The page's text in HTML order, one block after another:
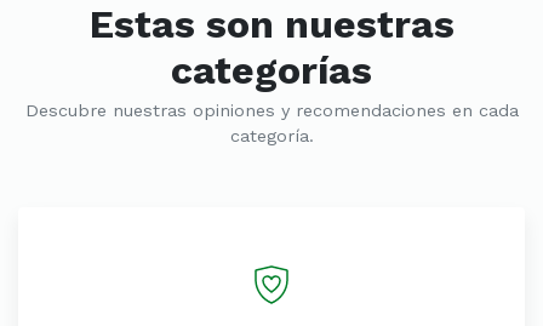
Estas son nuestras
categorías
Descubre nuestras opiniones y recomendaciones en cada
categoría.